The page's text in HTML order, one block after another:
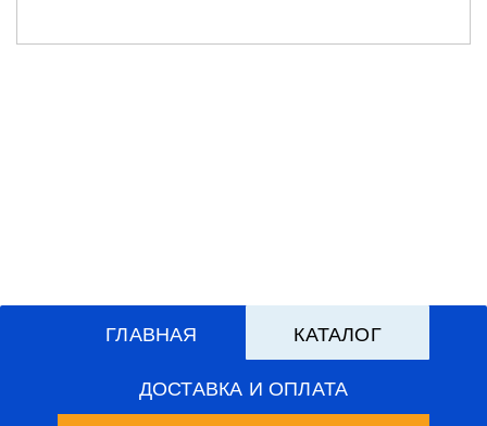
ГЛАВНАЯ
КАТАЛОГ
ДОСТАВКА И ОПЛАТА